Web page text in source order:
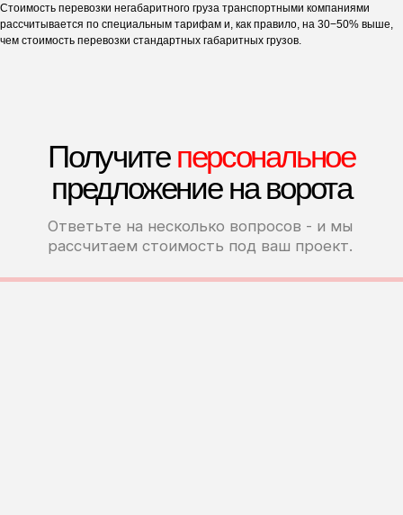
Стоимость перевозки негабаритного груза транспортными компаниями
рассчитывается по специальным тарифам и, как правило, на 30−50% выше,
чем стоимость перевозки стандартных габаритных грузов.